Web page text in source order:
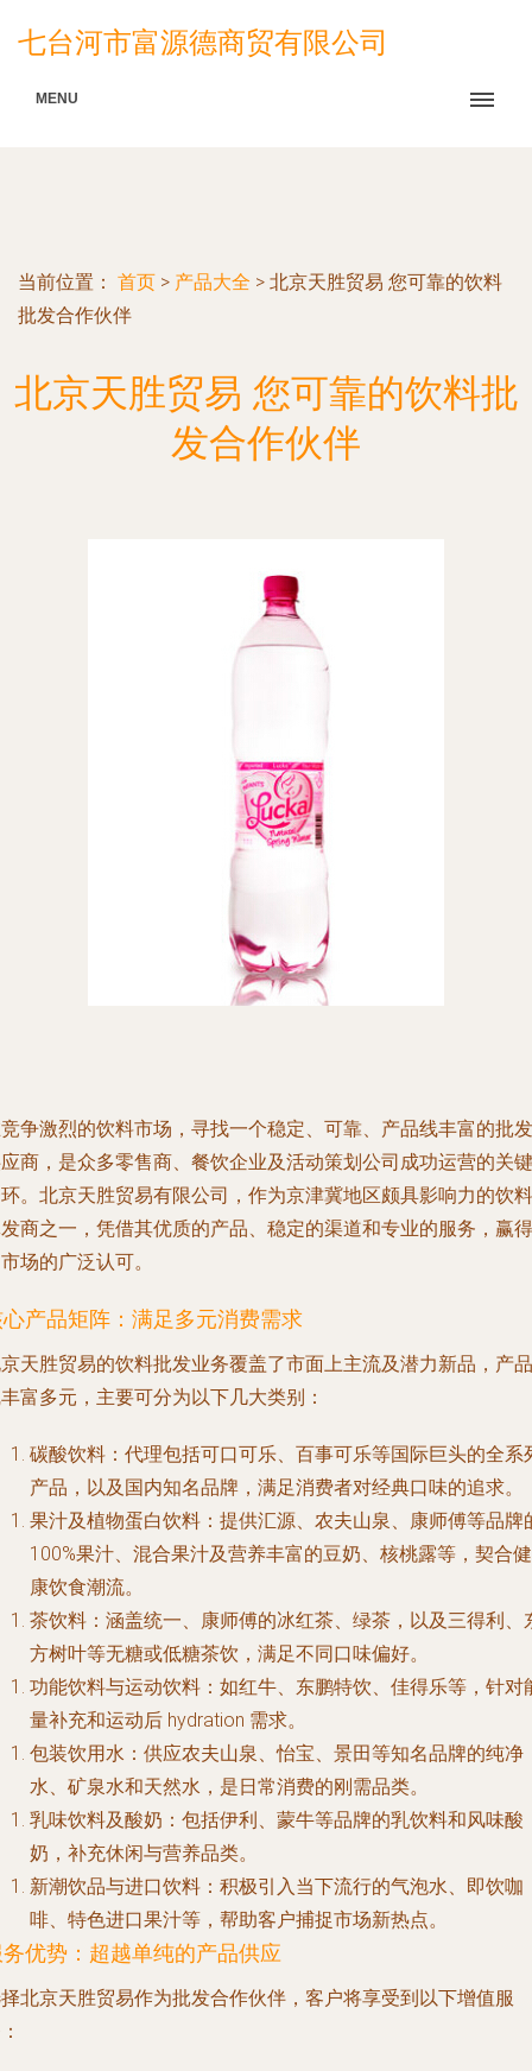
七台河市富源德商贸有限公司
MENU
当前位置： 首页 > 产品大全 > 北京天胜贸易 您可靠的饮料
批发合作伙伴
北京天胜贸易 您可靠的饮料批
发合作伙伴
争激烈的饮料市场，寻找一个稳定、可靠、产品线丰富的批发
商，是众多零售商、餐饮企业及活动策划公司成功运营的关键
。北京天胜贸易有限公司，作为京津冀地区颇具影响力的饮料
商之一，凭借其优质的产品、稳定的渠道和专业的服务，赢得
场的广泛认可。
产品矩阵：满足多元消费需求
天胜贸易的饮料批发业务覆盖了市面上主流及潜力新品，产品
富多元，主要可分为以下几大类别：
碳酸饮料 ：代理包括可口可乐、百事可乐等国际巨头的全系
产品，以及国内知名品牌，满足消费者对经典口味的追求。
果汁及植物蛋白饮料 ：提供汇源、农夫山泉、康师傅等品牌
100%果汁、混合果汁及营养丰富的豆奶、核桃露等，契合健
康饮食潮流。
茶饮料 ：涵盖统一、康师傅的冰红茶、绿茶，以及三得利、
方树叶等无糖或低糖茶饮，满足不同口味偏好。
功能饮料与运动饮料 ：如红牛、东鹏特饮、佳得乐等，针对
量补充和运动后 hydration 需求。
包装饮用水 ：供应农夫山泉、怡宝、景田等知名品牌的纯净
水、矿泉水和天然水，是日常消费的刚需品类。
乳味饮料及酸奶 ：包括伊利、蒙牛等品牌的乳饮料和风味酸
奶，补充休闲与营养品类。
新潮饮品与进口饮料 ：积极引入当下流行的气泡水、即饮咖
啡、特色进口果汁等，帮助客户捕捉市场新热点。
优势：超越单纯的产品供应
北京天胜贸易作为批发合作伙伴，客户将享受到以下增值服